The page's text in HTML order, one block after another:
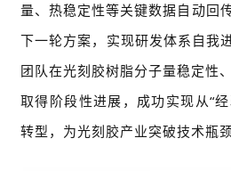
量、热稳定性等关键数据自动回
下一轮方案，实现研发体系自我
团队在光刻胶树脂分子量稳定性
取得阶段性进展，成功实现从“
转型，为光刻胶产业突破技术瓶